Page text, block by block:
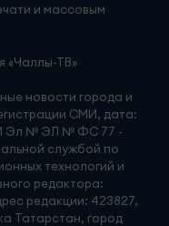
и массовым
«Чаллы-ТВ»
новости города и
СМИ, дата:
Эл № ЭЛ № ФС 77 -
службой по
технологий и
редактора:
редакции: 423827,
Татарстан, город